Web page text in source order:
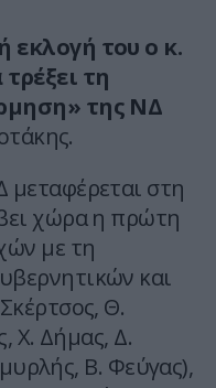
εκλογή του ο κ.
τη
της ΝΔ
στη
χώρα η πρώτη
με τη
και
Θ.
Χ. Δήμας, Δ.
Β. Φεύγας),